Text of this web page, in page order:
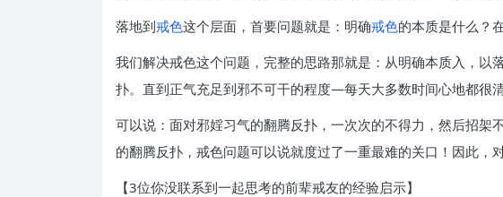
落地到戒色这个层面，首要问题就是：明确戒色的本质是什么？
我们解决戒色这个问题，完整的思路那就是：从明确本质入，
扑。直到正气充足到邪不可干的程度—每天大多数时间心地都很
可以说：面对邪婬习气的翻腾反扑，一次次的不得力，然后招
的翻腾反扑，戒色问题可以说就度过了一重最难的关口！因此，
【3位你没联系到一起思考的前辈戒友的经验启示】